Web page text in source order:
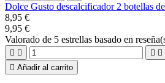
Dolce Gusto descalcificador 2 botellas
8,95 €
9,95 €
Valorado de 5 estrellas basado en
   
 Añadir al carrito